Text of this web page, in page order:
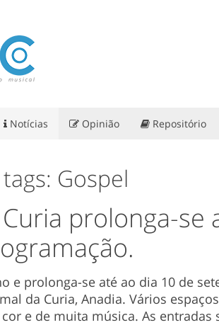
Notícias Opinião Repositório
Gospel
prolonga-se
e prolonga-se até ao dia 10 de
da Curia, Anadia. Vários
e de muita música. As entradas